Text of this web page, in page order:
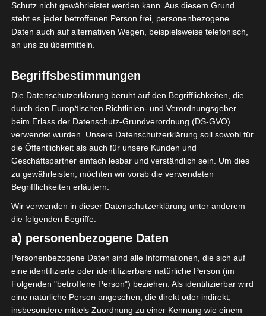
Sie befinden sich hier:Startseite» 12. Spieltag
2025/2026
12. Spieltag 2025/2026
Schutz nicht gewährleistet werden kann. Aus diesem Grund
steht es jeder betroffenen Person frei, personenbezogene
Daten auch auf alternativen Wegen, beispielsweise telefonisch,
an uns zu übermitteln.
Begriffsbestimmungen
Die Datenschutzerklärung beruht auf den Begrifflichkeiten, die
durch den Europäischen Richtlinien- und Verordnungsgeber
beim Erlass der Datenschutz-Grundverordnung (DS-GVO)
verwendet wurden. Unsere Datenschutzerklärung soll sowohl für
die Öffentlichkeit als auch für unsere Kunden und
Geschäftspartner einfach lesbar und verständlich sein. Um dies
zu gewährleisten, möchten wir vorab die verwendeten
Begrifflichkeiten erläutern.
Wir verwenden in dieser Datenschutzerklärung unter anderem
die folgenden Begriffe:
a) personenbezogene Daten
Personenbezogene Daten sind alle Informationen, die sich auf
eine identifizierte oder identifizierbare natürliche Person (im
Folgenden "betroffene Person") beziehen. Als identifizierbar wird
eine natürliche Person angesehen, die direkt oder indirekt,
insbesondere mittels Zuordnung zu einer Kennung wie einem